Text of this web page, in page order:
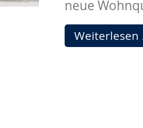
neue
Weiterlesen